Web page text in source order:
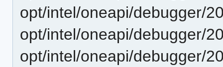
opt/intel/oneapi/debugger/
opt/intel/oneapi/debugger/
opt/intel/oneapi/debugger/